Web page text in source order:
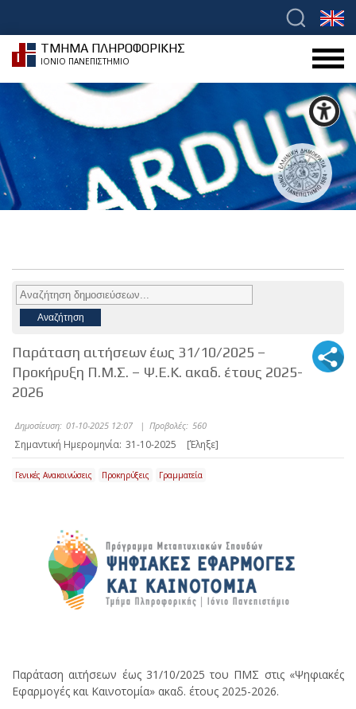
ΤΜΗΜΑ ΠΛΗΡΟΦΟΡΙΚΗΣ
ΙΟΝΙΟ ΠΑΝΕΠΙΣΤΗΜΙΟ
Παράταση αιτήσεων έως 31/10/2025 –
Προκήρυξη Π.Μ.Σ. – Ψ.Ε.Κ. ακαδ. έτους 2025-
2026
Δημοσίευση: 01-10-2025 12:07 | Προβολές: 560
Σημαντική Ημερομηνία: 31-10-2025 [Έληξε]
Γενικές Ανακοινώσεις Προκηρύξεις Γραμματεία
Παράταση αιτήσεων έως 31/10/2025 του ΠΜΣ στις «Ψηφιακές
Εφαρμογές και Καινοτομία» ακαδ. έτους 2025-2026.